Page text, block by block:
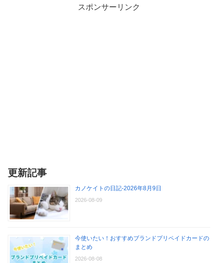
スポンサーリンク
更新記事
カノケイトの日記-2026年8月9日
2026-08-09
今使いたい！おすすめブランドプリペイドカードの
まとめ
2026-08-08